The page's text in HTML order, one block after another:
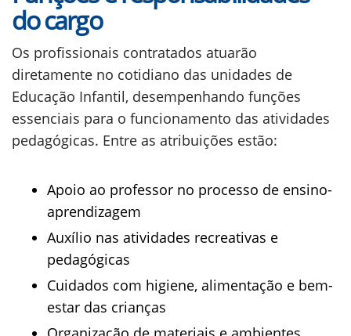
do cargo
Os profissionais contratados atuarão
diretamente no cotidiano das unidades de
Educação Infantil, desempenhando funções
essenciais para o funcionamento das atividades
pedagógicas. Entre as atribuições estão:
Apoio ao professor no processo de ensino-
aprendizagem
Auxílio nas atividades recreativas e
pedagógicas
Cuidados com higiene, alimentação e bem-
estar das crianças